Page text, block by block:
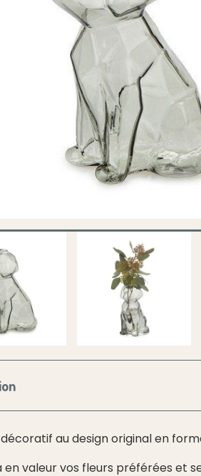
au design original en
valeur vos fleurs préférées et